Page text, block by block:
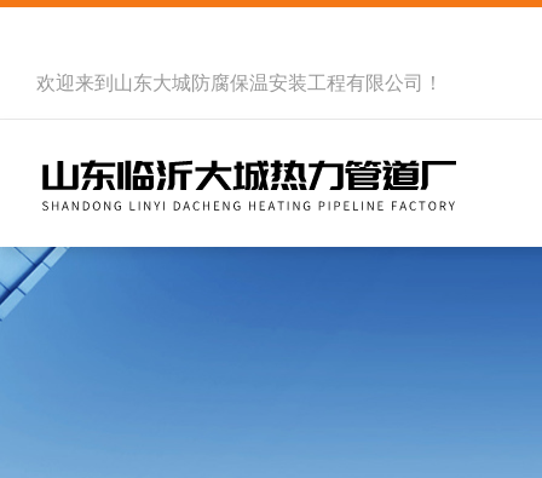
欢迎来到 山东大城防腐保温安装工程有限公司 ！